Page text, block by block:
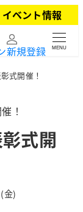
ベント情報
新規登録 MENU
式開催！
！
式開
金)